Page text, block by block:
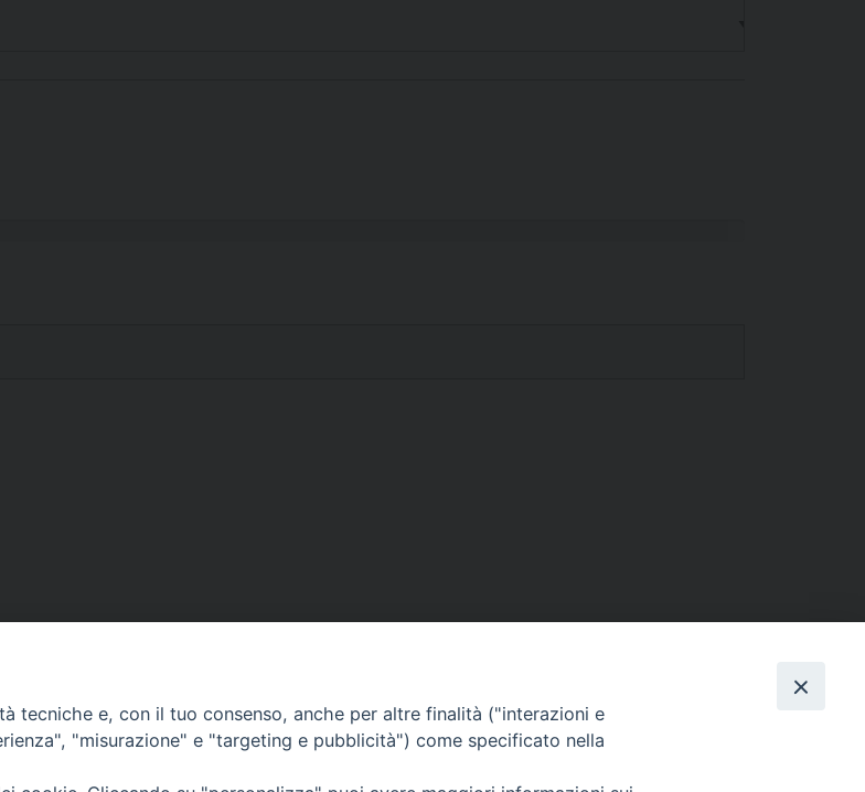
tecniche e, con il tuo consenso, anche per altre finalità ("interazioni e
"misurazione" e "targeting e pubblicità") come specificato nella